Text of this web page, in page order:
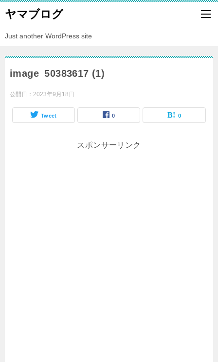
ヤマブログ
Just another WordPress site
image_50383617 (1)
公開日： 2023年9月18日
Tweet 0 0
スポンサーリンク